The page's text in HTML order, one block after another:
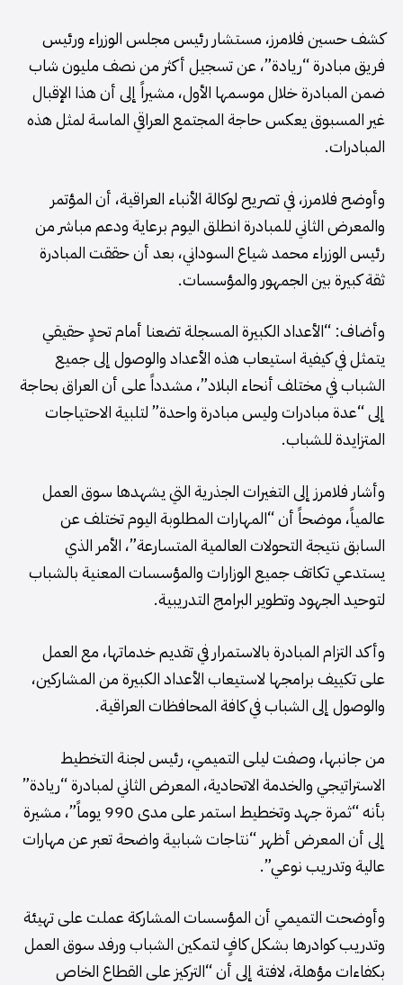
كشف حسين فلامرز، مستشار رئيس مجلس الوزراء ورئيس
فريق مبادرة “ريادة”، عن تسجيل أكثر من نصف مليون شاب
ضمن المبادرة خلال موسمها الأول، مشيراً إلى أن هذا الإقبال
غير المسبوق يعكس حاجة المجتمع العراقي الماسة لمثل هذه
المبادرات.
وأوضح فلامرز، في تصريح لوكالة الأنباء العراقية، أن المؤتمر
والمعرض الثاني للمبادرة انطلق اليوم برعاية ودعم مباشر من
رئيس الوزراء محمد شياع السوداني، بعد أن حققت المبادرة
ثقة كبيرة بين الجمهور والمؤسسات.
وأضاف: “الأعداد الكبيرة المسجلة تضعنا أمام تحدٍ حقيقي
يتمثل في كيفية استيعاب هذه الأعداد والوصول إلى جميع
الشباب في مختلف أنحاء البلاد”، مشدداً على أن العراق بحاجة
إلى “عدة مبادرات وليس مبادرة واحدة” لتلبية الاحتياجات
المتزايدة للشباب.
وأشار فلامرز إلى التغيرات الجذرية التي يشهدها سوق العمل
عالمياً، موضحاً أن “المهارات المطلوبة اليوم تختلف عن
السابق نتيجة التحولات العالمية المتسارعة”، الأمر الذي
يستدعي تكاتف جميع الوزارات والمؤسسات المعنية بالشباب
لتوحيد الجهود وتطوير البرامج التدريبية.
وأكد التزام المبادرة بالاستمرار في تقديم خدماتها، مع العمل
على تكييف برامجها لاستيعاب الأعداد الكبيرة من المشاركين،
والوصول إلى الشباب في كافة المحافظات العراقية.
من جانبها، وصفت ليلى التميمي، رئيس لجنة التخطيط
الاستراتيجي والخدمة الاتحادية، المعرض الثاني لمبادرة “ريادة”
بأنه “ثمرة جهد وتخطيط استمر على مدى 990 يوماً”، مشيرة
إلى أن المعرض أظهر “نتاجات شبابية واضحة تعبر عن مهارات
عالية وتدريب نوعي”.
وأوضحت التميمي أن المؤسسات المشاركة عملت على تهيئة
وتدريب كوادرها بشكل كافٍ لتمكين الشباب ورفد سوق العمل
بكفاءات مؤهلة، لافتة إلى أن “التركيز على القطاع الخاص